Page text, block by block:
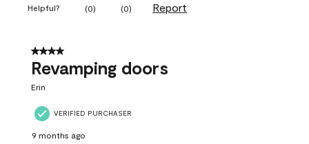
Helpful? (0) (0) Report
4 out of 5 stars.
Revamping doors
Erin
VERIFIED PURCHASER
9 months ago